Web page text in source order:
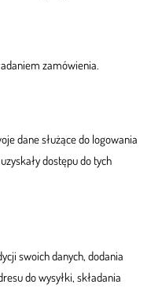
zamówienia.
dane służące do logowania
dostępu do tych
swoich danych, dodania
do wysyłki, składania